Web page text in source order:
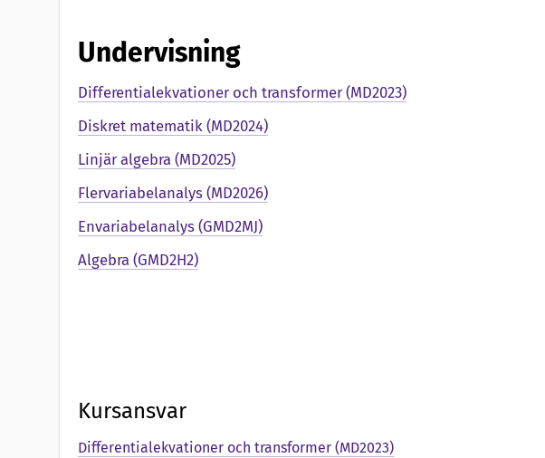
o
n
a
v
Undervisning
Differentialekvationer och transformer (MD2023)
Diskret matematik (MD2024)
Linjär algebra (MD2025)
Flervariabelanalys (MD2026)
Envariabelanalys (GMD2MJ)
Algebra (GMD2H2)
Kursansvar
Differentialekvationer och transformer (MD2023)